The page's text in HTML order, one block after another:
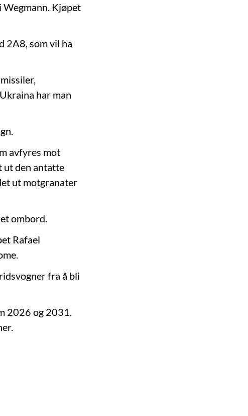
Kjøpet
2A8, som vil ha
har man
avfyres mot
ut den antatte
ut motgranater
ombord.
Rafael
fra å bli
2026 og 2031.